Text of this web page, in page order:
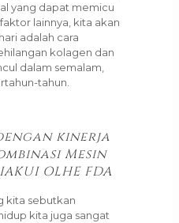
yang dapat memicu
lainnya, kita akan
adalah cara
kolagen dan
dalam semalam,
tahun.
kinerja
Mesin
OLHE FDA
kita sebutkan
kita juga sangat